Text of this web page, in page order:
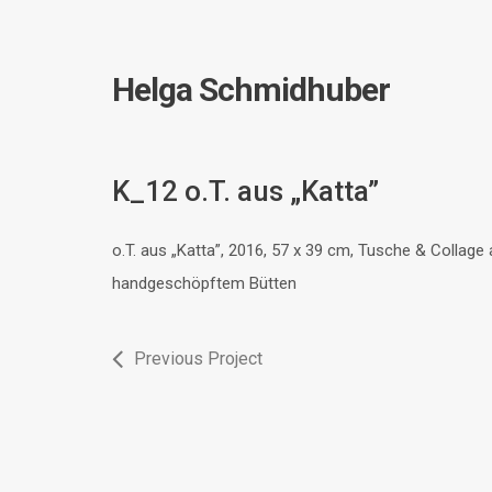
Helga Schmidhuber
K_12 o.T. aus „Katta”
o.T. aus „Katta”, 2016, 57 x 39 cm, Tusche & Collage
handgeschöpftem Bütten
Previous Project